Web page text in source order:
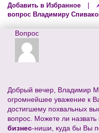
Добавить в Избранное |
вопрос Владимиру
Вопрос
Добрый вечер, Владимир
огромнейшее уважение к
достигшему похвальных
вопрос. Можете ли
бизнес-ниши, куда бы Вы